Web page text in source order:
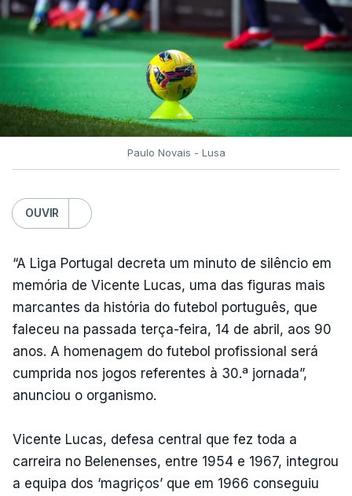
Paulo Novais - Lusa
OUVIR
“A Liga Portugal decreta um minuto de silêncio em
memória de Vicente Lucas, uma das figuras mais
marcantes da história do futebol português, que
faleceu na passada terça-feira, 14 de abril, aos 90
anos. A homenagem do futebol profissional será
cumprida nos jogos referentes à 30.ª jornada”,
anunciou o organismo.
Vicente Lucas, defesa central que fez toda a
carreira no Belenenses, entre 1954 e 1967, integrou
a equipa dos ‘magriços’ que em 1966 conseguiu